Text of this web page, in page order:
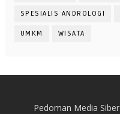
SPESIALIS ANDROLOGI
UMKM WISATA
Pedoman Media Siber